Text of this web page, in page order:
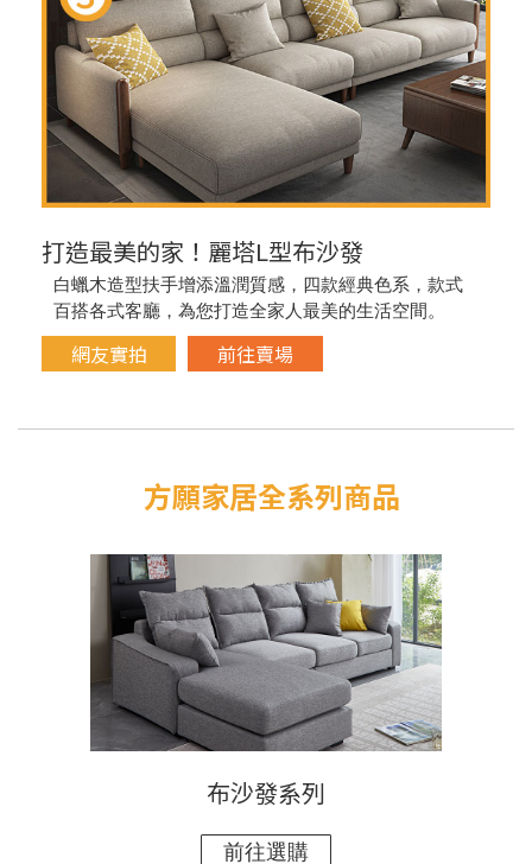
打造最美的家！麗塔L型布沙發
白蠟木造型扶手增添溫潤質感，四款經典色系，款式
百搭各式客廳，為您打造全家人最美的生活空間。
網友實拍 前往賣場
方願家居全系列商品
布沙發系列